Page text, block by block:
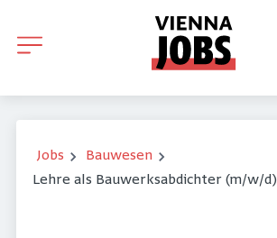
Jobs
Bauwesen
Lehre als Bauwerksabdichter (m/w/d)